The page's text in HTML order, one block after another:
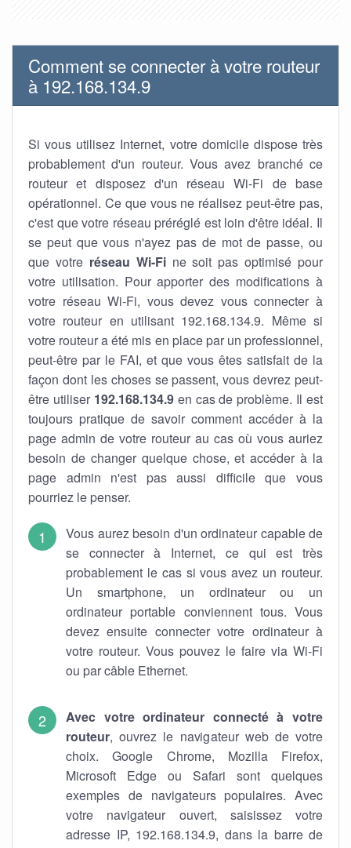
Comment se connecter à votre routeur
à 192.168.134.9
Si vous utilisez Internet, votre domicile dispose très
probablement d'un routeur. Vous avez branché ce
routeur et disposez d'un réseau Wi-Fi de base
opérationnel. Ce que vous ne réalisez peut-être pas,
c'est que votre réseau préréglé est loin d'être idéal. Il
se peut que vous n'ayez pas de mot de passe, ou
que votre réseau Wi-Fine soit pas optimisé pour
votre utilisation. Pour apporter des modifications à
votre réseau Wi-Fi, vous devez vous connecter à
votre routeur en utilisant 192.168.134.9. Même si
votre routeur a été mis en place par un professionnel,
peut-être par le FAI, et que vous êtes satisfait de la
façon dont les choses se passent, vous devrez peut-
être utiliser 192.168.134.9en cas de problème. Il est
toujours pratique de savoir comment accéder à la
page admin de votre routeur au cas où vous auriez
besoin de changer quelque chose, et accéder à la
page admin n'est pas aussi difficile que vous
pourriez le penser.
Vous aurez besoin d'un ordinateur capable de
se connecter à Internet, ce qui est très
probablement le cas si vous avez un routeur.
Un smartphone, un ordinateur ou un
ordinateur portable conviennent tous. Vous
devez ensuite connecter votre ordinateur à
votre routeur. Vous pouvez le faire via Wi-Fi
ou par câble Ethernet.
Avec votre ordinateur connecté à votre
routeur, ouvrez le navigateur web de votre
choix. Google Chrome, Mozilla Firefox,
Microsoft Edge ou Safari sont quelques
exemples de navigateurs populaires. Avec
votre navigateur ouvert, saisissez votre
adresse IP, 192.168.134.9, dans la barre de